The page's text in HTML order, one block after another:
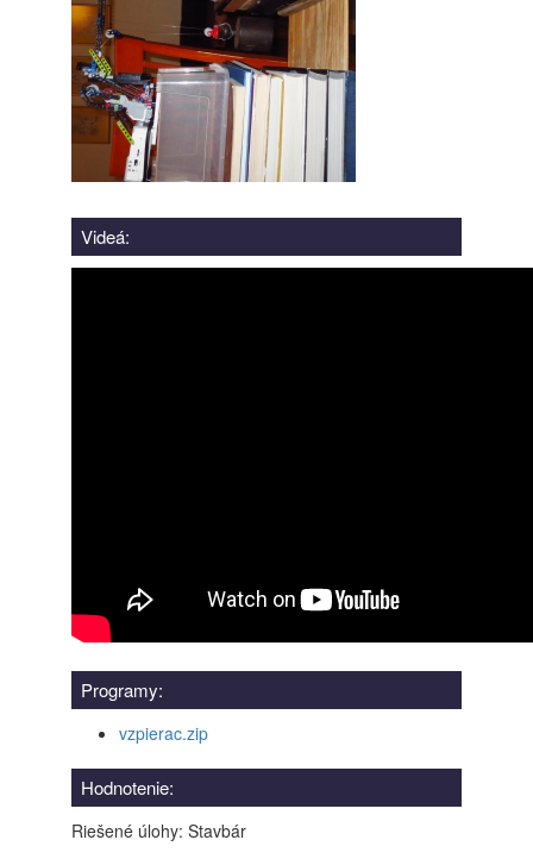
Videá:
Programy:
vzpierac.zip
Hodnotenie:
Riešené úlohy: Stavbár